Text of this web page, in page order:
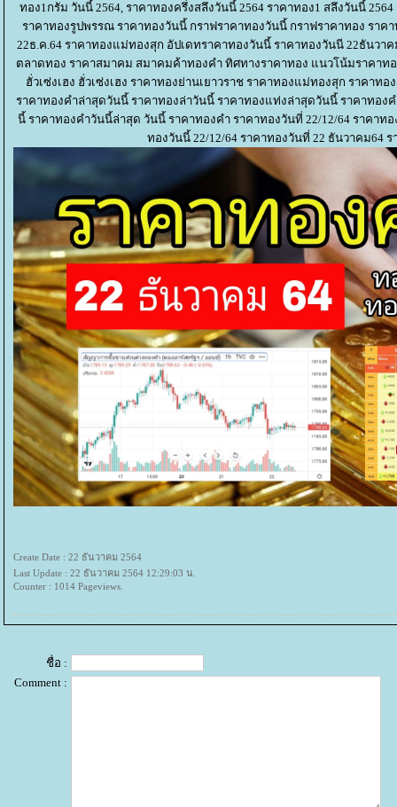
ทอง1กรัม วันนี้ 2564, ราคาทองครึ่งสลึงวันนี้ 2564 ราคาทอง1 สลึงวันนี้
ราคาทองรูปพรรณ ราคาทองวันนี้ กราฟราคาทองวันนี้ กราฟราคาทอง ราค
22ธ.ค.64 ราคาทองแม่ทองสุก อัปเดทราคาทองวันนี้ ราคาทองวันนี 22ธันวา
ตลาดทอง ราคาสมาคม สมาคมค้าทองคำ ทิศทางราคาทอง แนวโน้มราคาท
ฮั่วเซ่งเฮง ฮั่วเซ่งเฮง ราคาทองย่านเยาวราช ราคาทองแม่ทองสุก ราคา
ราคาทองคำล่าสุดวันนี้ ราคาทองล่าวันนี้ ราคาทองแท่งล่าสุดวันนี้ ราคาทอ
นี้ ราคาทองคําวันนี้ล่าสุด วันนี้ ราคาทองคํา ราคาทองวันที่ 22/12/64 ราคาท
ทองวันนี้ 22/12/64 ราคาทองวันที่ 22 ธันวาคม64
Create Date : 22 ธันวาคม 2564
Last Update : 22 ธันวาคม 2564 12:29:03 น.
Counter : 1014 Pageviews.
ชื่อ :
Comment :